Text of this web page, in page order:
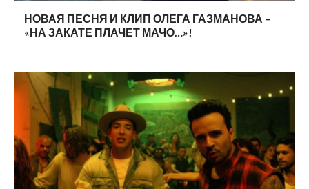
НОВАЯ ПЕСНЯ И КЛИП ОЛЕГА ГАЗМАНОВА –
«НА ЗАКАТЕ ПЛАЧЕТ МАЧО…»!